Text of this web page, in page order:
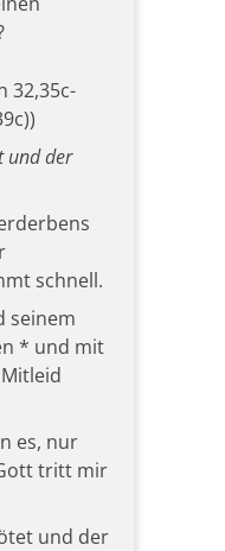
32,35c-
und der
schnell.
seinem
* und mit
es, nur
tritt mir
und der